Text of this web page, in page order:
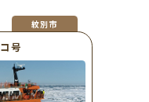
紋別市
号